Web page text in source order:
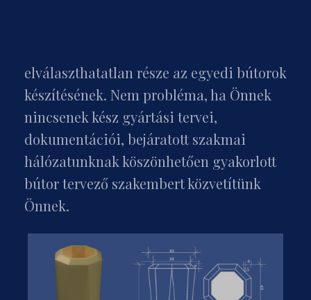
elválaszthatatlan része az egyedi bútorok
készítésének. Nem probléma, ha Önnek
nincsenek kész gyártási tervei,
dokumentációi, bejáratott szakmai
hálózatunknak köszönhetően gyakorlott
bútor tervező szakembert közvetítünk
Önnek.